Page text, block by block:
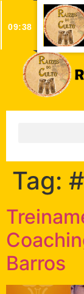
09:38
Tag:
Barros